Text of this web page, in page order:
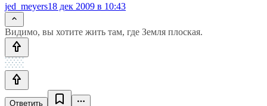
jed_meyers18 дек 2009 в 10:43
Видимо, вы хотите жить там, где Земля плоская.
Ответить